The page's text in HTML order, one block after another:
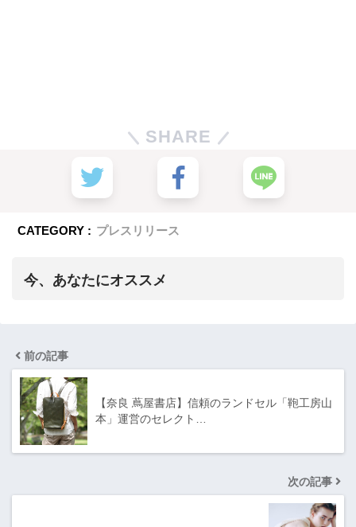
SHARE
CATEGORY : プレスリリース
今、あなたにオススメ
前の記事
【奈良 蔦屋書店】信頼のランドセル「鞄工房山
本」運営のセレクト…
次の記事